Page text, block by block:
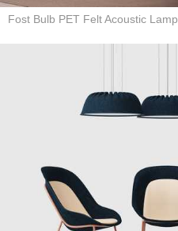
Fost Bulb PET Felt Acoustic Lamp